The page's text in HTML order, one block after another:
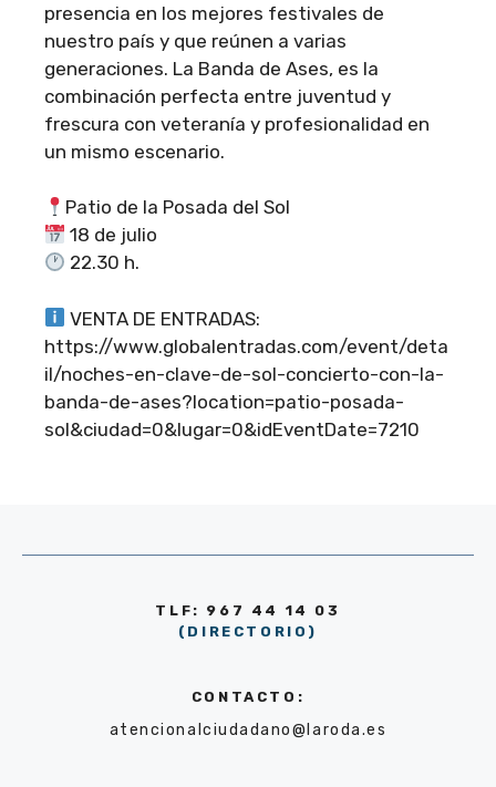
presencia en los mejores festivales de
nuestro país y que reúnen a varias
generaciones. La Banda de Ases, es la
combinación perfecta entre juventud y
frescura con veteranía y profesionalidad en
un mismo escenario.
Patio de la Posada del Sol
18 de julio
22.30 h.
VENTA DE ENTRADAS:
https://www.globalentradas.com/event/deta
il/noches-en-clave-de-sol-concierto-con-la-
banda-de-ases?location=patio-posada-
sol&ciudad=0&lugar=0&idEventDate=7210
TLF: 967 44 14 03
(DIRECTORIO)
CONTACTO:
atencionalciudadano@laroda.es